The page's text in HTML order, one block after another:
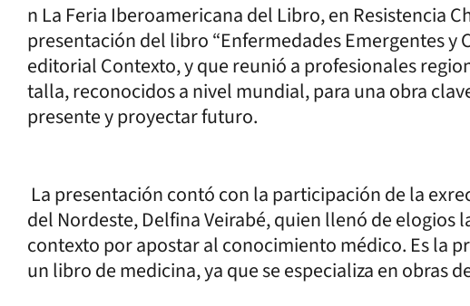
n La Feria Iberoamericana del Libro, en Resistencia
presentación del libro “Enfermedades Emergentes y
editorial Contexto, y que reunió a profesionales
talla, reconocidos a nivel mundial, para una obra
presente y proyectar futuro.
La presentación contó con la participación de la
del Nordeste, Delfina Veirabé, quien llenó de elogios
contexto por apostar al conocimiento médico. Es la
un libro de medicina, ya que se especializa en obras